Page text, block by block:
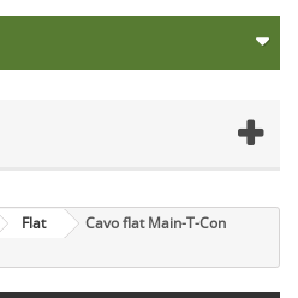
Flat
Cavo flat Main-T-Con